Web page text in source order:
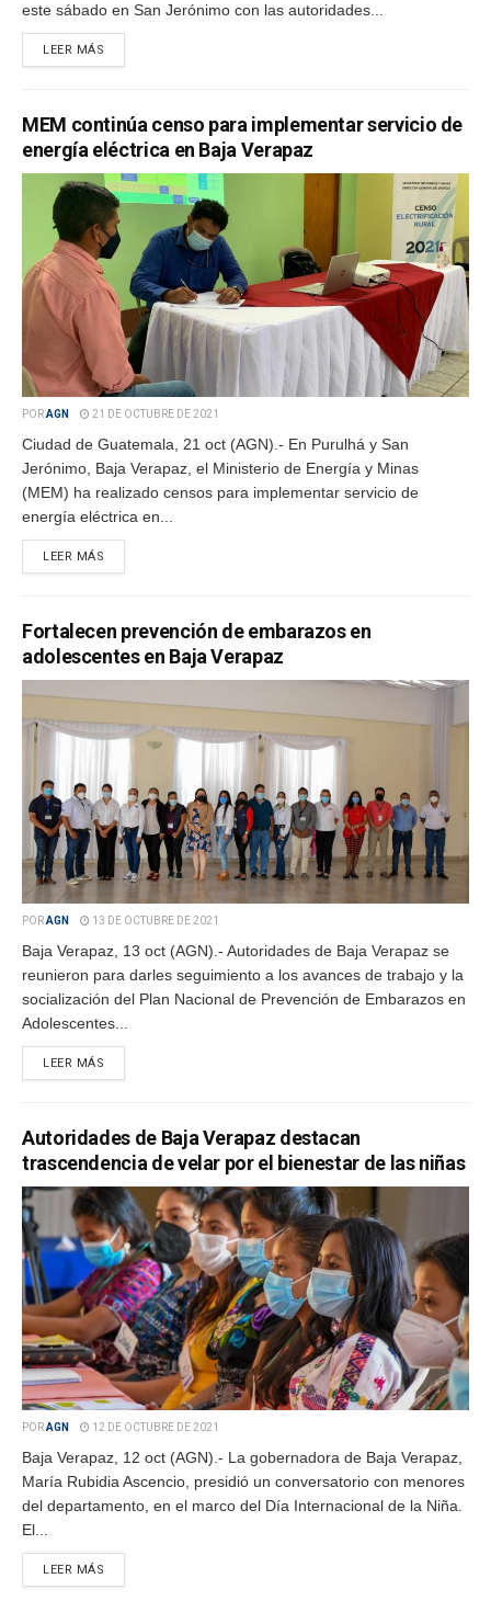
este sábado en San Jerónimo con las autoridades...
LEER MÁS
MEM continúa censo para implementar servicio de
energía eléctrica en Baja Verapaz
PORAGN 21 DE OCTUBRE DE 2021
Ciudad de Guatemala, 21 oct (AGN).- En Purulhá y San
Jerónimo, Baja Verapaz, el Ministerio de Energía y Minas
(MEM) ha realizado censos para implementar servicio de
energía eléctrica en...
LEER MÁS
Fortalecen prevención de embarazos en
adolescentes en Baja Verapaz
PORAGN 13 DE OCTUBRE DE 2021
Baja Verapaz, 13 oct (AGN).- Autoridades de Baja Verapaz se
reunieron para darles seguimiento a los avances de trabajo y la
socialización del Plan Nacional de Prevención de Embarazos en
Adolescentes...
LEER MÁS
Autoridades de Baja Verapaz destacan
trascendencia de velar por el bienestar de las niñas
PORAGN 12 DE OCTUBRE DE 2021
Baja Verapaz, 12 oct (AGN).- La gobernadora de Baja Verapaz,
María Rubidia Ascencio, presidió un conversatorio con menores
del departamento, en el marco del Día Internacional de la Niña.
El...
LEER MÁS